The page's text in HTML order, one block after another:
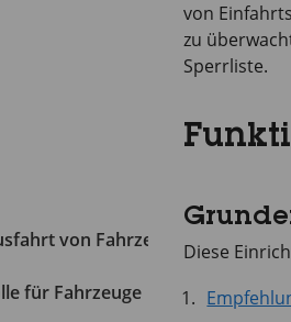
von Fahrzeugen
für Fahrzeuge
von
zu
Sperrliste.
Diese